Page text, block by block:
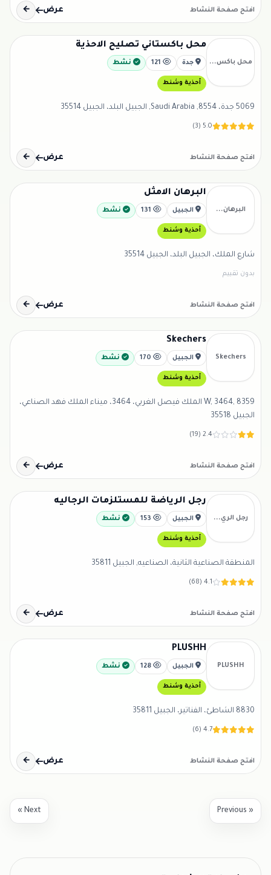
افتح صفحة النشاط عرض ←
محل باكس...
محل باكستاني تصليح الاحذية
جدة نشط
أحذية وشنط
5069 جدة، 8554, Saudi Arabia, الجبيل البلد، الجبيل 35514
5.0 (3)
افتح صفحة النشاط عرض ←
البرهان...
البرهان الامثل
الجبيل نشط
أحذية وشنط
شارع الملك، الجبيل البلد، الجبيل 35514
بدون تقييم
افتح صفحة النشاط عرض ←
Skechers
Skechers
الجبيل نشط
أحذية وشنط
W, 3464, 8359 الملك فيصل الغربي، 3464، ميناء الملك فهد الصناعي،
الجبيل 35518
2.4 (19)
افتح صفحة النشاط عرض ←
رجل الري...
رجل الرياضة للمستلزمات الرجاليه
الجبيل نشط
أحذية وشنط
المنطقة الصناعية الثانية، الصناعيه, الجبيل 35811
4.1 (68)
افتح صفحة النشاط عرض ←
PLUSHH
PLUSHH
الجبيل نشط
أحذية وشنط
8830 الشاطئ، الفناتير، الجبيل 35811
4.7 (6)
افتح صفحة النشاط عرض ←
« Previous
Next »